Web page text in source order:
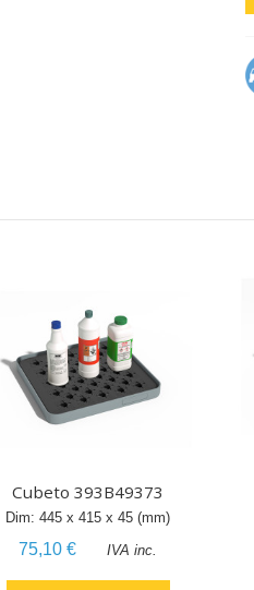
Cubeto 393B49373
Dim: 445 x 415 x 45 (mm)
75,10 € IVA inc.